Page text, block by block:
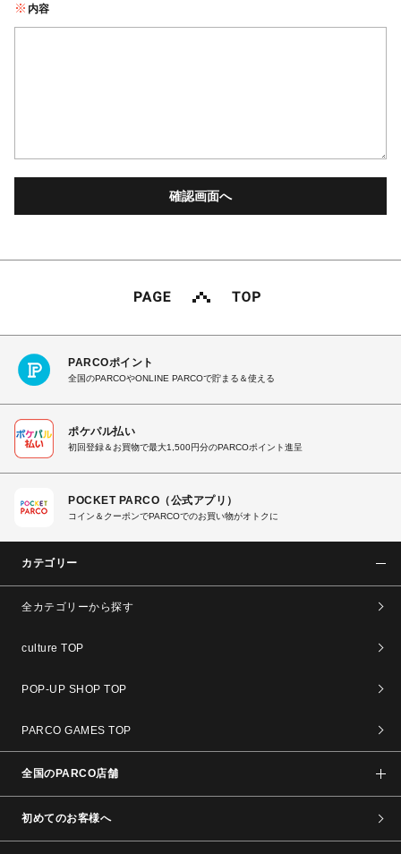
内容
PARCOポイント
全国のPARCOやONLINE PARCOで貯まる＆使える
ポケパル払い
初回登録＆お買物で最大1,500円分のPARCOポイント進呈
POCKET PARCO（公式アプリ）
コイン＆クーポンでPARCOでのお買い物がオトクに
カテゴリー
全カテゴリーから探す
culture TOP
POP-UP SHOP TOP
PARCO GAMES TOP
全国のPARCO店舗
初めてのお客様へ